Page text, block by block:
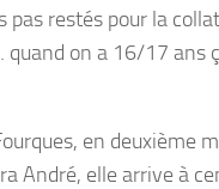
restés pour la
on a 16/17 ans
en deuxième
André, elle arrive à